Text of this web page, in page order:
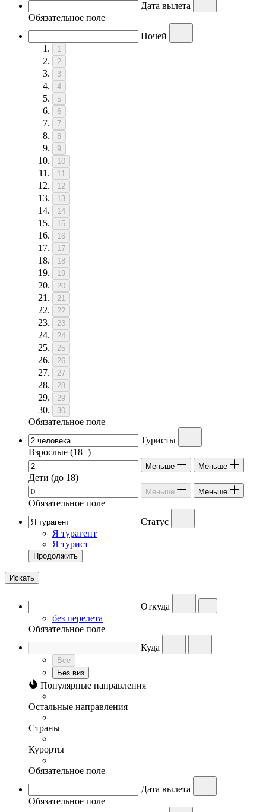
Дата вылета
Обязательное поле
Ночей
1
2
3
4
5
6
7
8
9
10
11
12
13
14
15
16
17
18
19
20
21
22
23
24
25
26
27
28
29
30
Обязательное поле
Туристы
Взрослые (18+)
Меньше Меньше
Дети (до 18)
Меньше Меньше
Обязательное поле
Статус
Я турагент
Я турист
Продолжить
Искать
Откуда
без перелета
Обязательное поле
Куда
Все
Без виз
Популярные направления
Остальные направления
Страны
Курорты
Обязательное поле
Дата вылета
Обязательное поле